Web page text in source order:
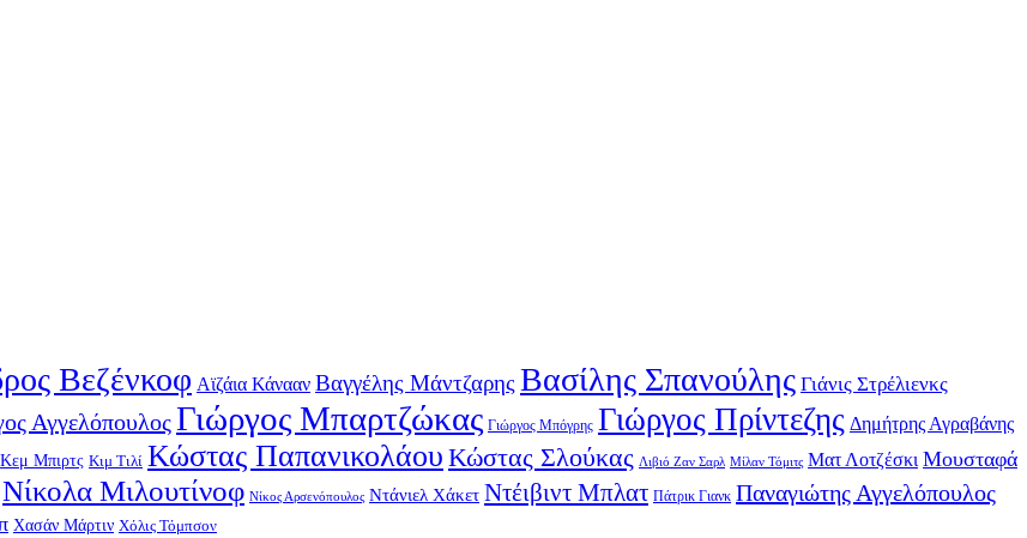
Βεζένκοφ Αϊζάια Κάνααν Βαγγέλης Μάντζαρης Βασίλης Σπανούλης Γιάνις Στρέλιενκς
ΑγγελόπουλοςΓιώργος Μπαρτζώκας Γιώργος Μπόγρης Γιώργος Πρίντεζης Δημήτρης Αγραβάνης
Κεμ Μπιρτς Κιμ Τιλί Κώστας Παπανικολάου Κώστας Σλούκας Λιβιό Ζαν Σαρλ Μίλαν Τόμιτς Ματ Λοτζέσκι Μουσταφά
Νίκολα Μιλουτίνοφ Νίκος Αρσενόπουλος Ντάνιελ Χάκετ Ντέιβιντ Μπλατ Πάτρικ Γιανκ Παναγιώτης Αγγελόπουλος
Χασάν Μάρτιν Χόλις Τόμπσον